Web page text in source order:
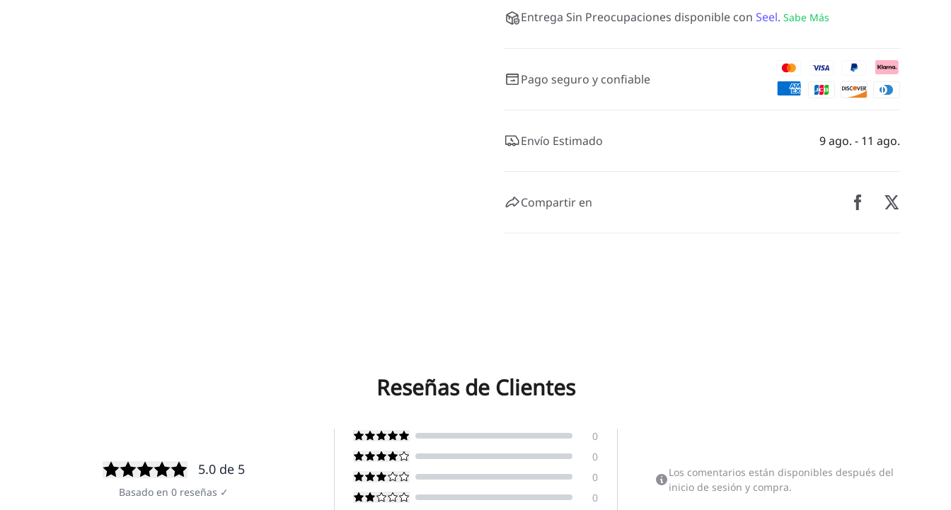
Entrega Sin Preocupaciones disponible con Seel. Sabe Más
Pago seguro y confiable
Envío Estimado 9 ago. - 11 ago.
Compartir en
Reseñas de Clientes
5.0 de 5
Basado en 0 reseñas ✓
0
0
0
0
Los comentarios están disponibles después del
inicio de sesión y compra.